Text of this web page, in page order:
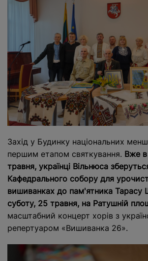
Захід у Будинку національних
першим етапом святкування. Вже в
травня, українці Вільнюса
Кафедрального собору для
вишиванках до пам'ятника Тарасу
суботу, 25 травня, на Ратушній
масштабний концерт хорів з
репертуаром «Вишиванка 26».